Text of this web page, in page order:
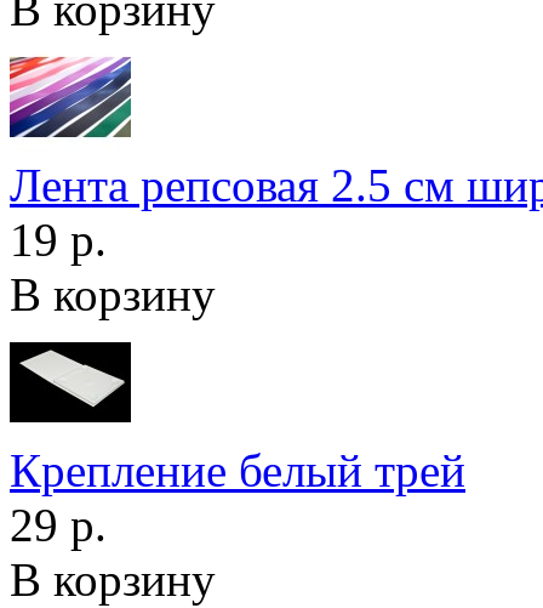
Лента репсовая 2.5 см
19 р.
В корзину
Крепление белый трей
29 р.
В корзину